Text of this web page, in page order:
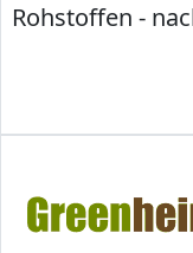
Rohstoffen -